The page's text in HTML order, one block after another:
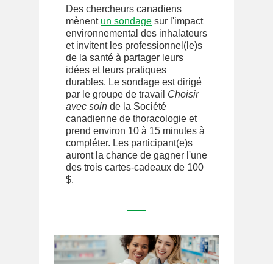
Des chercheurs canadiens
mènent un sondage sur l'impact
environnemental des inhalateurs
et invitent les professionnel(le)s
de la santé à partager leurs
idées et leurs pratiques
durables. Le sondage est dirigé
par le groupe de travail Choisir
avec soin de la Société
canadienne de thoracologie et
prend environ 10 à 15 minutes à
compléter. Les participant(e)s
auront la chance de gagner l'une
des trois cartes-cadeaux de 100
$.